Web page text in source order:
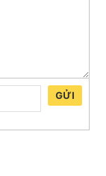
GỬI